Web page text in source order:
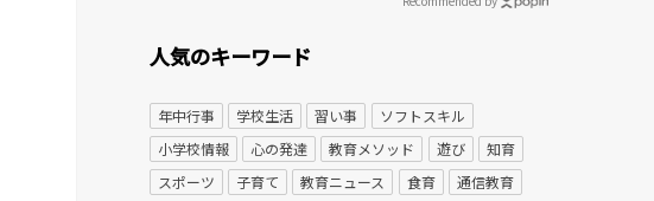
人気のキーワード
年中行事 学校生活 習い事
ソフトスキル
小学校情報
心の発達 教育メソッド 遊び
知育
スポーツ
子育て 教育ニュース 食育
通信教育